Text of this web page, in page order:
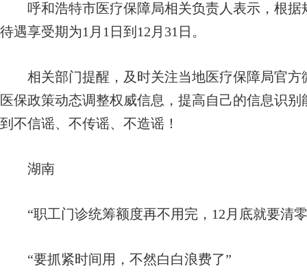
呼和浩特市医疗保障局相关负责人表示，根据
待遇享受期为1月1日到12月31日。
相关部门提醒，及时关注当地医疗保障局官方
医保政策动态调整权威信息，提高自己的信息识
到不信谣、不传谣、不造谣！
湖南
“职工门诊统筹额度再不用完，12月底就要清
“要抓紧时间用，不然白白浪费了”